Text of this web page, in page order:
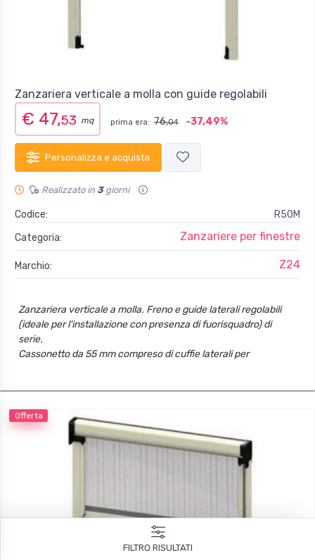
Zanzariera verticale a molla con guide regolabili
€ 47,53 mq prima era: 76,04 -37,49%
Personalizza e acquista
Realizzato in 3giorni
Codice:
R50M
Categoria:
Zanzariere per finestre
Marchio: Z24
Zanzariera verticale a molla. Freno e guide laterali regolabili
(ideale per l'installazione con presenza di fuorisquadro) di
serie.
Cassonetto da 55 mm compreso di cuffie laterali per
Offerta
FILTRO RISULTATI